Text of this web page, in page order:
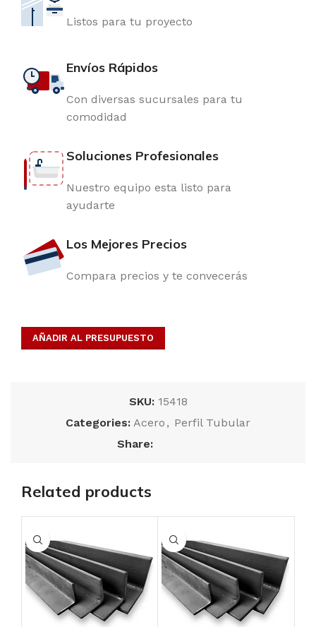
Listos para tu proyecto
Envíos Rápidos
Con diversas sucursales para tu
comodidad
Soluciones Profesionales
Nuestro equipo esta listo para
ayudarte
Los Mejores Precios
Compara precios y te convecerás
AÑADIR AL PRESUPUESTO
SKU: 15418
Categories: Acero , Perfil Tubular
Share:
Related products